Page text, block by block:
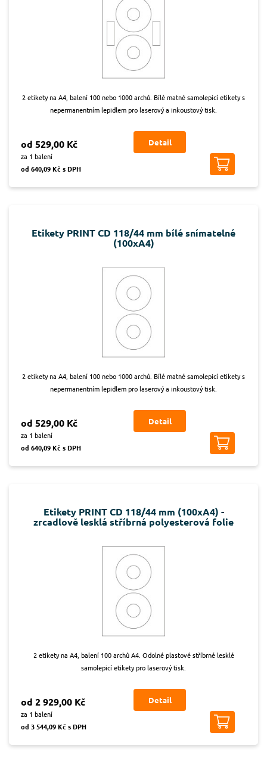
2 etikety na A4, balení 100 nebo 1000 archů. Bílé matné samolepicí etikety s
nepermanentním lepidlem pro laserový a inkoustový tisk.
od 529,00 Kč
za 1 balení
od 640,09 Kč s DPH
Detail
Etikety PRINT CD 118/44 mm bílé snímatelné
(100xA4)
2 etikety na A4, balení 100 nebo 1000 archů. Bílé matné samolepicí etikety s
nepermanentním lepidlem pro laserový a inkoustový tisk.
od 529,00 Kč
za 1 balení
od 640,09 Kč s DPH
Detail
Etikety PRINT CD 118/44 mm (100xA4) -
zrcadlově lesklá stříbrná polyesterová folie
2 etikety na A4, balení 100 archů A4. Odolné plastové stříbrné lesklé
samolepicí etikety pro laserový tisk.
od 2 929,00 Kč
za 1 balení
od 3 544,09 Kč s DPH
Detail